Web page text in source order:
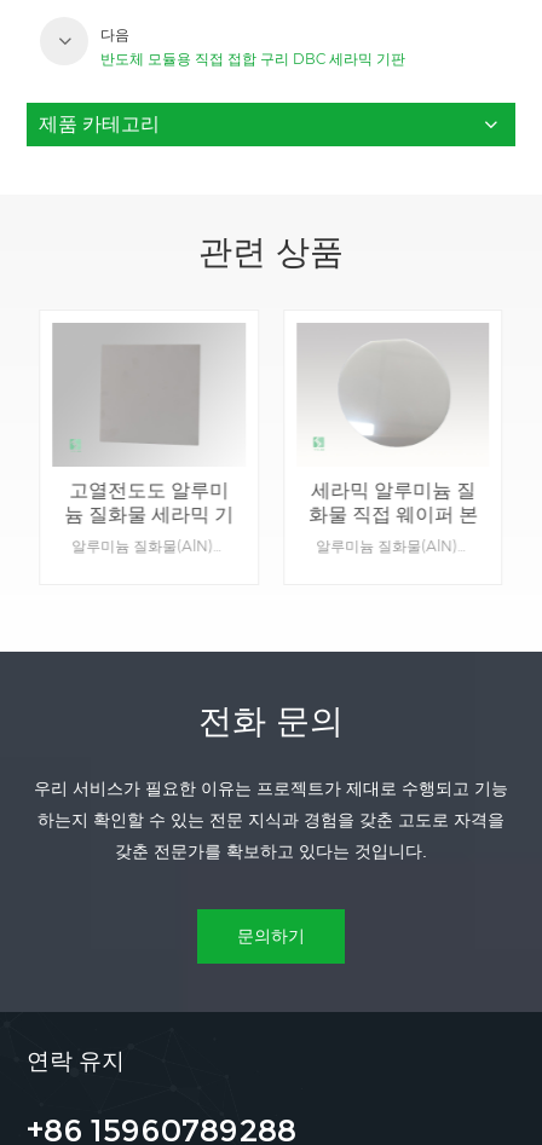
다음
반도체 모듈용 직접 접합 구리 DBC 세라믹 기판
제품 카테고리
관련 상품
고열전도도 알루미
늄 질화물 세라믹 기
판
알루미늄 질화물(AlN)은 높은 열전도도 유전체 절연체 세라믹입니다. 독성에 대한 우려 없이 더 경제적인 비용으로 베릴륨 산화물과 동일한 높은 열 및 전기적 성능을 제공합니다.제품 세부 정보:재료: 질화 알루미늄.기능: 절연 및 방열 장치.색상: 회색.유형: 세라믹.맞춤형 제작 가능: 네, 특정 제품의 도면을 제공해 주세요.
더 알아보기
세라믹 알루미늄 질
화물 직접 웨이퍼 본
딩
알루미늄 질화물(AlN)은 높은 열전도도 유전체 절연체 세라믹입니다. 독성에 대한 우려 없이 더 경제적인 비용으로 베릴륨 산화물과 동일한 높은 열 및 전기적 성능을 제공합니다.제품 세부 정보:재료: 질화 알루미늄.기능: 절연 및 방열 장치.색상: 회색.유형: 세라믹.맞춤형 제작 가능: 네, 특정 제품의 도면을 제공해 주세요.
더 알아보기
전화 문의
우리 서비스가 필요한 이유는 프로젝트가 제대로 수행되고 기능
하는지 확인할 수 있는 전문 지식과 경험을 갖춘 고도로 자격을
갖춘 전문가를 확보하고 있다는 것입니다.
문의하기
연락 유지
+86 15960789288